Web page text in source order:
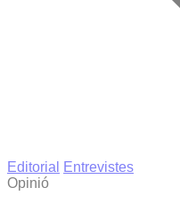
Editorial
Entrevistes
Opinió